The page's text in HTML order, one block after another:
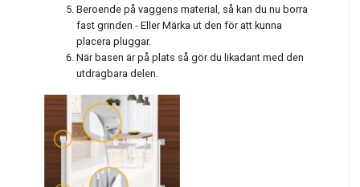
Beroende på vaggens material, så kan du nu borra
fast grinden - Eller Märka ut den för att kunna
placera pluggar.
När basen är på plats så gör du likadant med den
utdragbara delen.